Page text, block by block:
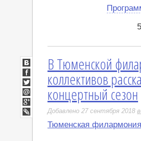
В Тюменской
коллективов
концертный сезон
Добавлено 27 сентября 2018
Тюменская филармония
ВКонтакте
Facebook
Twitter
Мой
Мир
Google+
LiveJournal